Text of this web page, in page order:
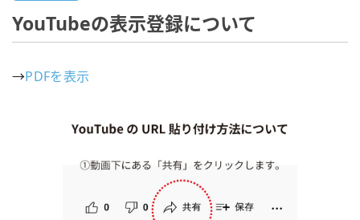
YouTubeの表示登録について
→PDFを表示